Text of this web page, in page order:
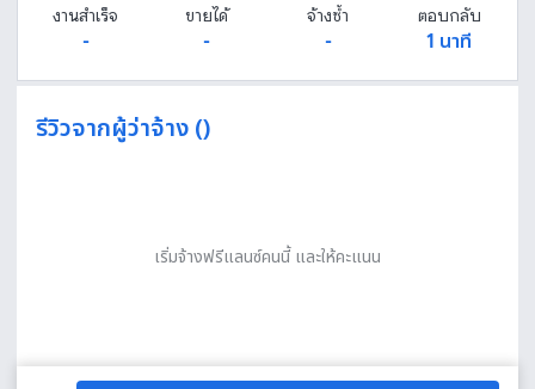
งานสำเร็จ
-
ขายได้
-
จ้างซ้ำ
-
ตอบกลับ
1 นาที
รีวิวจากผู้ว่าจ้าง ()
เริ่มจ้างฟรีแลนซ์คนนี้ และให้คะแนน